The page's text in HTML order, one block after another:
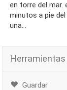
en torre del mar.
minutos a pie
una...
Herramientas
Guardar